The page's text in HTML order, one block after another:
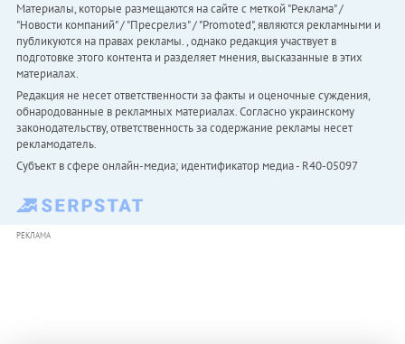
Материалы, которые размещаются на сайте с меткой "Реклама" /
"Новости компаний" / "Пресрелиз" / "Promoted", являются рекламными и
публикуются на правах рекламы. , однако редакция участвует в
подготовке этого контента и разделяет мнения, высказанные в этих
материалах.
Редакция не несет ответственности за факты и оценочные суждения,
обнародованные в рекламных материалах. Согласно украинскому
законодательству, ответственность за содержание рекламы несет
рекламодатель.
Субъект в сфере онлайн-медиа; идентификатор медиа - R40-05097
РЕКЛАМА